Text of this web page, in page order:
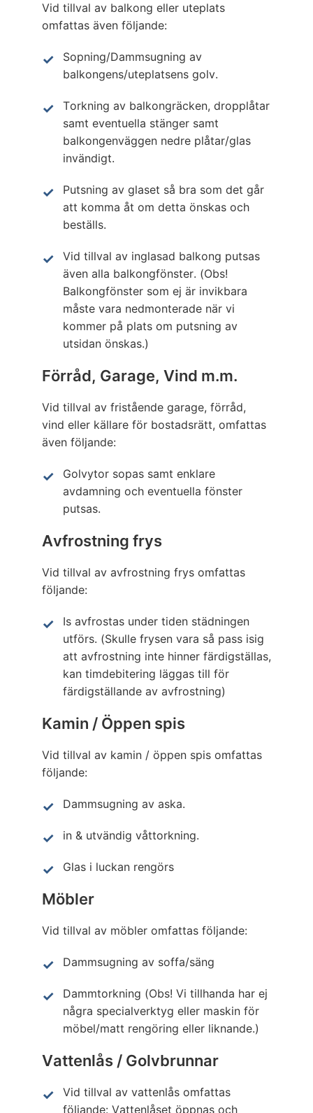
Vid tillval av balkong eller uteplats
omfattas även följande:
Sopning/Dammsugning av
balkongens/uteplatsens golv.
Torkning av balkongräcken, dropplåtar
samt eventuella stänger samt
balkongenväggen nedre plåtar/glas
invändigt.
Putsning av glaset så bra som det går
att komma åt om detta önskas och
beställs.
Vid tillval av inglasad balkong putsas
även alla balkongfönster. (Obs!
Balkongfönster som ej är invikbara
måste vara nedmonterade när vi
kommer på plats om putsning av
utsidan önskas.)
Förråd, Garage, Vind m.m.
Vid tillval av fristående garage, förråd,
vind eller källare för bostadsrätt, omfattas
även följande:
Golvytor sopas samt enklare
avdamning och eventuella fönster
putsas.
Avfrostning frys
Vid tillval av avfrostning frys omfattas
följande:
Is avfrostas under tiden städningen
utförs. (Skulle frysen vara så pass isig
att avfrostning inte hinner färdigställas,
kan timdebitering läggas till för
färdigställande av avfrostning)
Kamin / Öppen spis
Vid tillval av kamin / öppen spis omfattas
följande:
Dammsugning av aska.
in & utvändig våttorkning.
Glas i luckan rengörs
Möbler
Vid tillval av möbler omfattas följande:
Dammsugning av soffa/säng
Dammtorkning (Obs! Vi tillhanda har ej
några specialverktyg eller maskin för
möbel/matt rengöring eller liknande.)
Vattenlås / Golvbrunnar
Vid tillval av vattenlås omfattas
följande: Vattenlåset öppnas och